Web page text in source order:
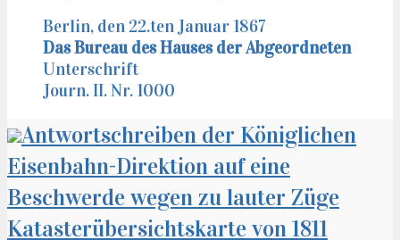
Berlin, den 22.ten Januar 1867
Das Bureau des Hauses der Abgeordneten
Unterschrift
Journ. II. Nr. 1000
Antwortschreiben der Königlichen
Eisenbahn-Direktion auf eine
Beschwerde wegen zu lauter Züge
Katasterübersichtskarte von 1811